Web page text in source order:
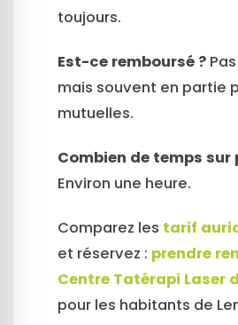
toujours.
Est-ce remboursé ?
mais souvent en partie
mutuelles.
Combien de temps sur
Environ une heure.
Comparez les tarif
et réservez : prendre
Centre Tatérapi Laser
pour les habitants de